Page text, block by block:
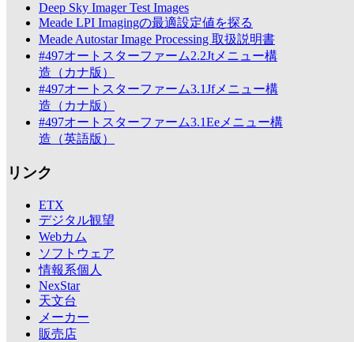
Deep Sky Imager Test Images
Meade LPI Imagingの最適設定値を探る
Meade Autostar Image Processing 取扱説明書
#497オートスターファーム2.2Jtメニュー構
造（カナ版）
#497オートスターファーム3.1Jfメニュー構
造（カナ版）
#497オートスターファーム3.1Eeメニュー構
造（英語版）
リンク
ETX
デジタル観望
Webカム
ソフトウェア
情報系個人
NexStar
天文台
メーカー
販売店